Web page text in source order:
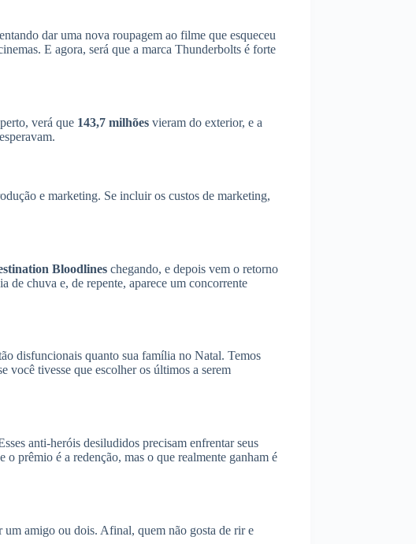
dar uma nova roupagem ao filme que esqueceu
E agora, será que a marca Thunderbolts é forte
verá que 143,7 milhões vieram do exterior, e a
e marketing. Se incluir os custos de marketing,
Bloodlines chegando, e depois vem o retorno
de chuva e, de repente, aparece um concorrente
disfuncionais quanto sua família no Natal. Temos
você tivesse que escolher os últimos a serem
anti-heróis desiludidos precisam enfrentar seus
prêmio é a redenção, mas o que realmente ganham é
um amigo ou dois. Afinal, quem não gosta de rir e